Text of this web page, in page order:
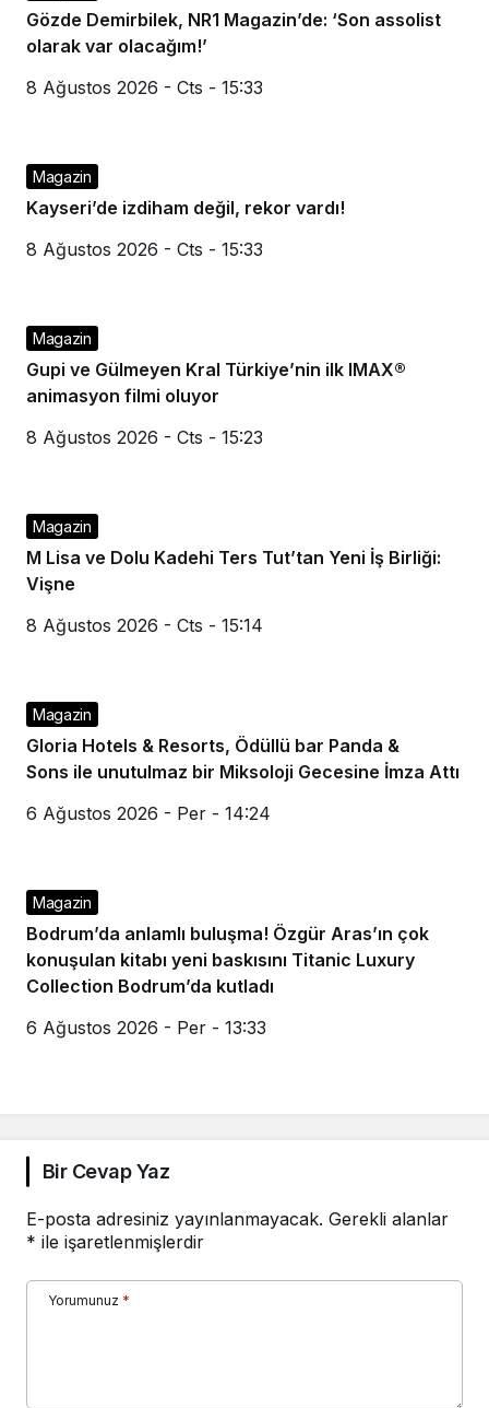
Gözde Demirbilek, NR1 Magazin’de: ‘Son assolist
olarak var olacağım!’
8 Ağustos 2026 - Cts - 15:33
Magazin
Kayseri’de izdiham değil, rekor vardı!
8 Ağustos 2026 - Cts - 15:33
Magazin
Gupi ve Gülmeyen Kral Türkiye’nin ilk IMAX®
animasyon filmi oluyor
8 Ağustos 2026 - Cts - 15:23
Magazin
M Lisa ve Dolu Kadehi Ters Tut’tan Yeni İş Birliği:
Vişne
8 Ağustos 2026 - Cts - 15:14
Magazin
Gloria Hotels & Resorts, Ödüllü bar Panda &
Sons ile unutulmaz bir Miksoloji Gecesine İmza Attı
6 Ağustos 2026 - Per - 14:24
Magazin
Bodrum’da anlamlı buluşma! Özgür Aras’ın çok
konuşulan kitabı yeni baskısını Titanic Luxury
Collection Bodrum’da kutladı
6 Ağustos 2026 - Per - 13:33
Bir Cevap Yaz
E-posta adresiniz yayınlanmayacak. Gerekli alanlar
* ile işaretlenmişlerdir
Yorumunuz *